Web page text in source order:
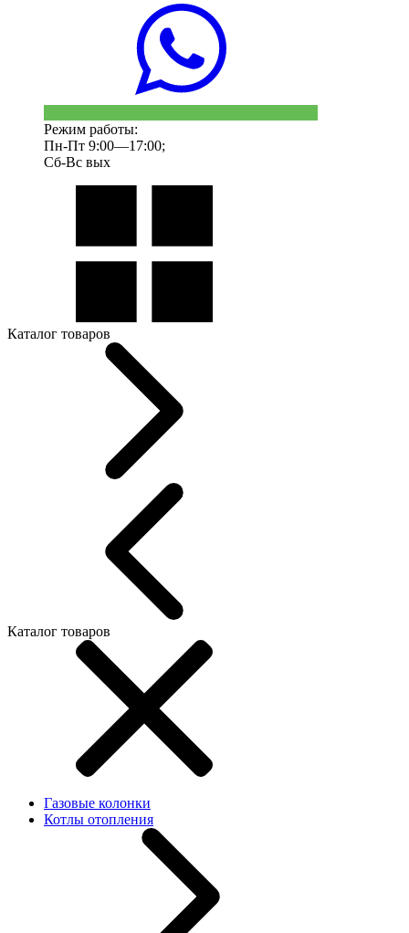
Режим работы:
Пн-Пт 9:00—17:00;
Сб-Вс вых
Каталог товаров
Каталог товаров
Газовые колонки
Котлы отопления